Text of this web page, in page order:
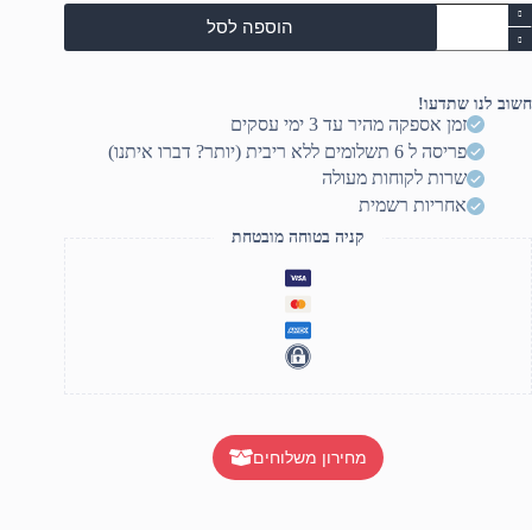
כמות
של
מקלדת
Pavilion
Gaming
Keyboard
הוספה לסל
חשוב לנו שתדעו!
זמן אספקה מהיר עד 3 ימי עסקים
פריסה ל 6 תשלומים ללא ריבית (יותר? דברו איתנו)
שרות לקוחות מעולה
אחריות רשמית
קניה בטוחה מובטחת
מחירון משלוחים